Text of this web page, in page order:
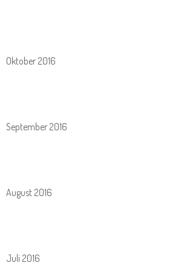
Oktober 2016
September 2016
August 2016
Juli 2016